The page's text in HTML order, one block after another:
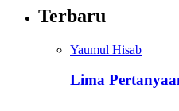
Terbaru
Yaumul Hisab
Lima